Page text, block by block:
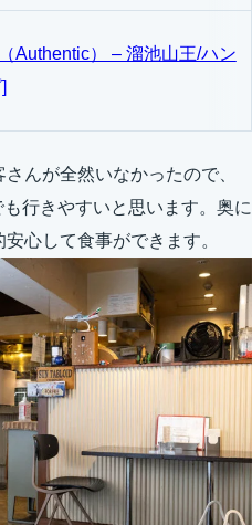
Authentic） – 溜池山王/ハン
んが全然いなかったので、
行きやすいと思います。奥に
心して食事ができます。